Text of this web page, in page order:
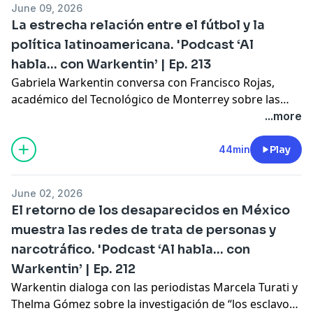
June 09, 2026
La estrecha relación entre el fútbol y la
política latinoamericana. 'Podcast ‘Al
habla... con Warkentin’ | Ep. 213
Gabriela Warkentin conversa con Francisco Rojas,
académico del Tecnológico de Monterrey sobre las
más recientes polémicas entre políticos, futbolistas y
...more
44min Play
June 02, 2026
El retorno de los desaparecidos en México
muestra las redes de trata de personas y
narcotráfico. 'Podcast ‘Al habla... con
Warkentin’ | Ep. 212
Warkentin dialoga con las periodistas Marcela Turati y
Thelma Gómez sobre la investigación de “los esclavos